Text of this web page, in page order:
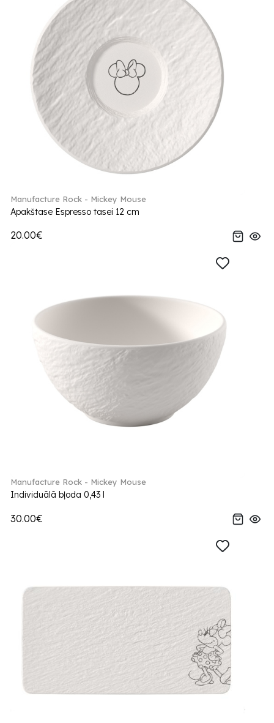
Manufacture Rock - Mickey Mouse
Apakštase Espresso tasei 12 cm
20.00€
Manufacture Rock - Mickey Mouse
Individuālā bļoda 0,43 l
30.00€